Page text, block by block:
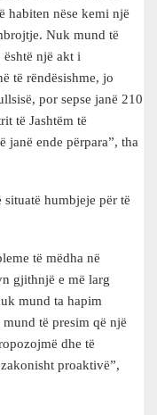
habiten nëse kemi një
Nuk mund të
një akt i
të rëndësishme, jo
por sepse janë 210
të Jashtëm të
janë ende përpara”, tha
situatë humbjeje për të
të mëdha në
gjithnjë e më larg
mund ta hapim
të presim që një
dhe të
proaktivë”,